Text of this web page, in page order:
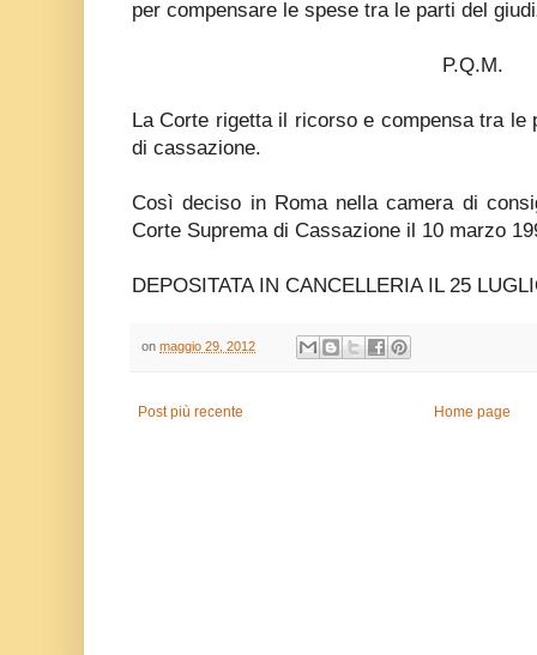
per compensare le spese tra le parti del
P.Q.M.
La Corte rigetta il ricorso e compensa tra le
di cassazione.
Così deciso in Roma nella camera di
Corte Suprema di Cassazione il 10 marzo
DEPOSITATA IN CANCELLERIA IL 25
on maggio 29, 2012
Post più recente Home page